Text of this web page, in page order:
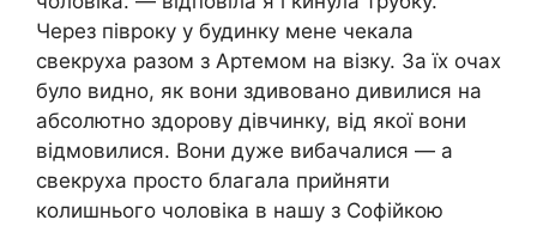
Через півроку у будинку мене чекала
свекруха разом з Артемом на візку. За їх очах
було видно, як вони здивовано дивилися на
абсолютно здорову дівчинку, від якої вони
відмовилися. Вони дуже вибачалися — а
свекруха просто благала прийняти
колишнього чоловіка в нашу з Софійкою